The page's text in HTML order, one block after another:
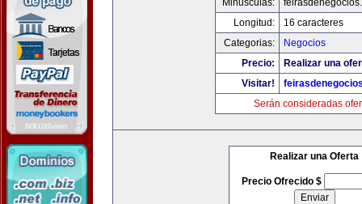
Minusculas:
Longitud:
16 caracteres
Categorias:
Negocios
Precio:
Realizar una
Visitar!
Serán consideradas
Realizar una Oferta
Precio Ofrecido $